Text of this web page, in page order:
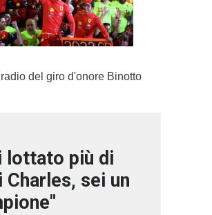
del giro d'onore Binotto
lottato più di
sei un